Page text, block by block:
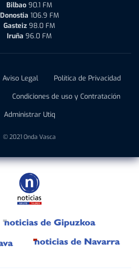
Bilbao 90.1 FM
Donostia 106.9 FM
Gasteiz 98.0 FM
Iruña 96.0 FM
Aviso Legal
Política de Privacidad
Condiciones de uso y Contratación
Administrar Utiq
© 2021 Onda Vasca